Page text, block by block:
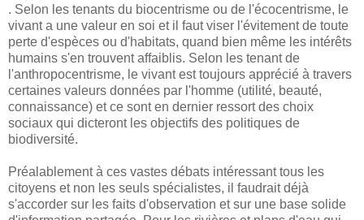
. Selon les tenants du biocentrisme ou de l'écocentrisme, le
vivant a une valeur en soi et il faut viser l'évitement de toute
perte d'espèces ou d'habitats, quand bien même les intérêts
humains s'en trouvent affaiblis. Selon les tenant de
l'anthropocentrisme, le vivant est toujours apprécié à travers
certaines valeurs données par l'homme (utilité, beauté,
connaissance) et ce sont en dernier ressort des choix
sociaux qui dicteront les objectifs des politiques de
biodiversité.
Préalablement à ces vastes débats intéressant tous les
citoyens et non les seuls spécialistes, il faudrait déjà
s'accorder sur les faits d'observation et sur une base solide